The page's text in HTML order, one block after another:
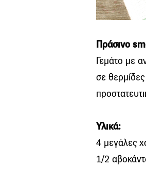
Πράσινο
Γεμάτο με
σε
Υλικά:
4 μεγάλες
1/2